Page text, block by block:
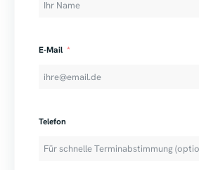
E-Mail
Telefon